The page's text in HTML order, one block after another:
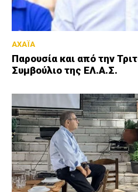
ΑΧΑΪΑ
Παρουσία και από την
Συμβούλιο της ΕΛ.Α.Σ.